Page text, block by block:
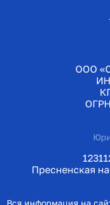
ООО
Пресненская
Вся информация на